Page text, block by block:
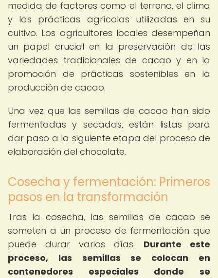
medida de factores como el terreno, el clima
y las prácticas agrícolas utilizadas en su
cultivo. Los agricultores locales desempeñan
un papel crucial en la preservación de las
variedades tradicionales de cacao y en la
promoción de prácticas sostenibles en la
producción de cacao.
Una vez que las semillas de cacao han sido
fermentadas y secadas, están listas para
dar paso a la siguiente etapa del proceso de
elaboración del chocolate.
Cosecha y fermentación: Primeros
pasos en la transformación
Tras la cosecha, las semillas de cacao se
someten a un proceso de fermentación que
puede durar varios días. Durante este
proceso, las semillas se colocan en
contenedores especiales donde se